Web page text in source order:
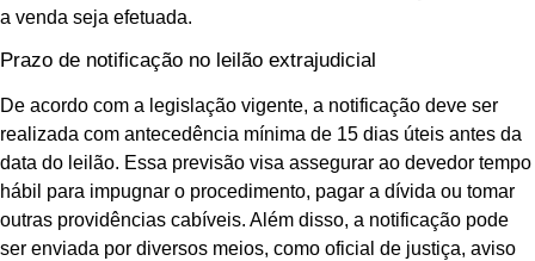
a venda seja efetuada.
Prazo de notificação no leilão extrajudicial
De acordo com a legislação vigente, a notificação deve ser
realizada com antecedência mínima de 15 dias úteis antes da
data do leilão. Essa previsão visa assegurar ao devedor tempo
hábil para impugnar o procedimento, pagar a dívida ou tomar
outras providências cabíveis. Além disso, a notificação pode
ser enviada por diversos meios, como oficial de justiça, aviso